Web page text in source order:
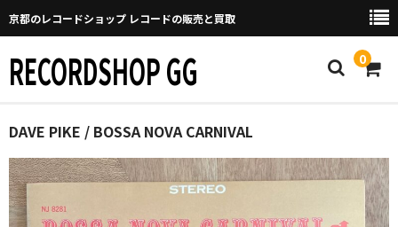
京都のレコードショップ レコードの販売と買取
RECORDSHOP GG 0
Home
マイページ
GGについて
DAVE PIKE / BOSSA NOVA CARNIVAL